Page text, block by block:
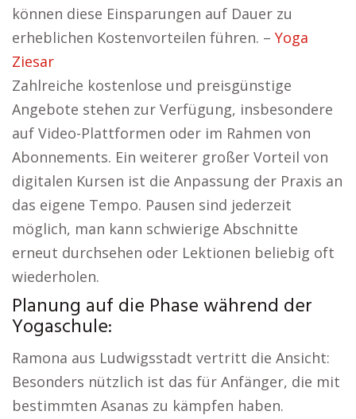
können diese Einsparungen auf Dauer zu
erheblichen Kostenvorteilen führen. – Yoga
Ziesar
Zahlreiche kostenlose und preisgünstige
Angebote stehen zur Verfügung, insbesondere
auf Video-Plattformen oder im Rahmen von
Abonnements. Ein weiterer großer Vorteil von
digitalen Kursen ist die Anpassung der Praxis an
das eigene Tempo. Pausen sind jederzeit
möglich, man kann schwierige Abschnitte
erneut durchsehen oder Lektionen beliebig oft
wiederholen.
Planung auf die Phase während der
Yogaschule:
Ramona aus Ludwigsstadt vertritt die Ansicht:
Besonders nützlich ist das für Anfänger, die mit
bestimmten Asanas zu kämpfen haben.